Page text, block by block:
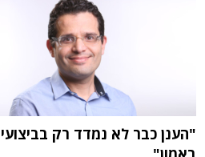
"הענן כבר לא נמדד רק